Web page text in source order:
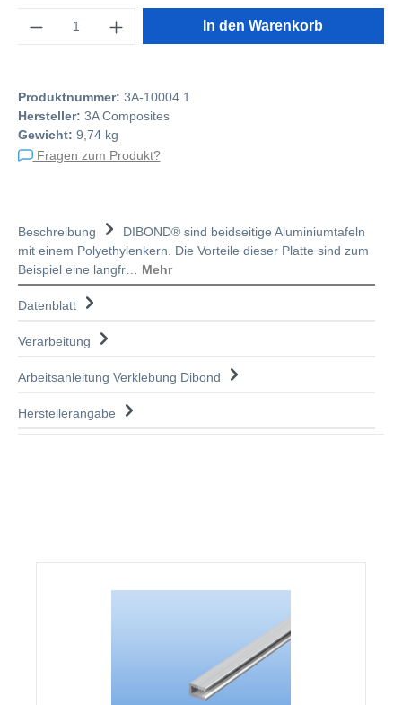
In den Warenkorb
Produktnummer: 3A-10004.1
Hersteller: 3A Composites
Gewicht: 9,74 kg
Fragen zum Produkt?
Beschreibung
DIBOND® sind beidseitige Aluminiumtafeln
mit einem Polyethylenkern. Die Vorteile dieser Platte sind zum
Beispiel eine langfr… Mehr
Datenblatt
Verarbeitung
Arbeitsanleitung Verklebung Dibond
Herstellerangabe